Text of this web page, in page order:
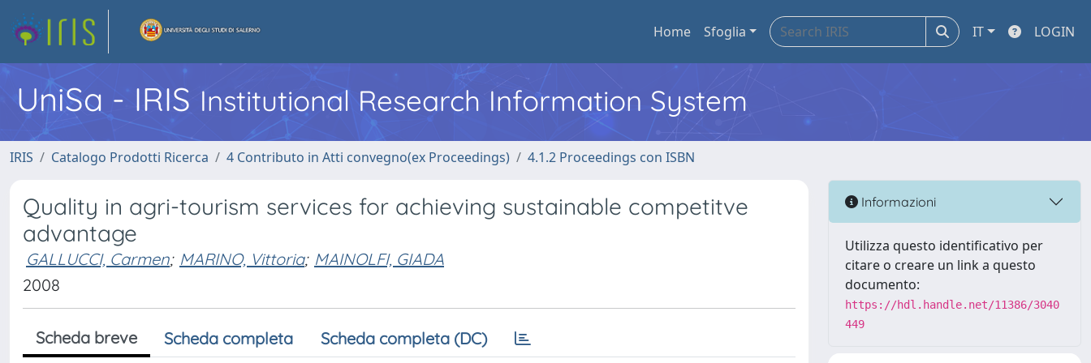
Home Sfoglia IT LOGIN
UniSa - IRIS Institutional Research Information System
IRIS Catalogo Prodotti Ricerca 4 Contributo in Atti convegno(ex Proceedings) 4.1.2 Proceedings con ISBN
Quality in agri-tourism services for achieving sustainable competitve
advantage
GALLUCCI, Carmen; MARINO, Vittoria; MAINOLFI, GIADA
2008
Scheda breve Scheda completa Scheda completa (DC)
Informazioni
Utilizza questo identificativo per
citare o creare un link a questo
documento:
https://hdl.handle.net/11386/3040
449